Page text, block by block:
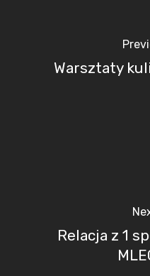
Warsztaty
Relacja z 1